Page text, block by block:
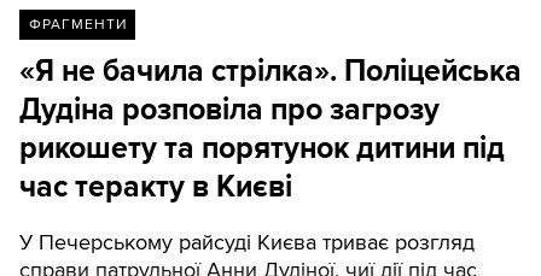
липня 2025 року.Texty.org.ua
прочитали повний текст
рішення і відтворили
атмосферу, яка панувала в
найбільшому банку країни в
період, коли, за висновками
кредитування пов’язаних
ФРАГМЕНТИ
«Я не бачила стрілка». Поліцейська
Дудіна розповіла про загрозу
рикошету та порятунок дитини під
час теракту в Києві
У Печерському райсуді Києва триває розгляд
справи патрульної Анни Дудіної, чиї дії під час